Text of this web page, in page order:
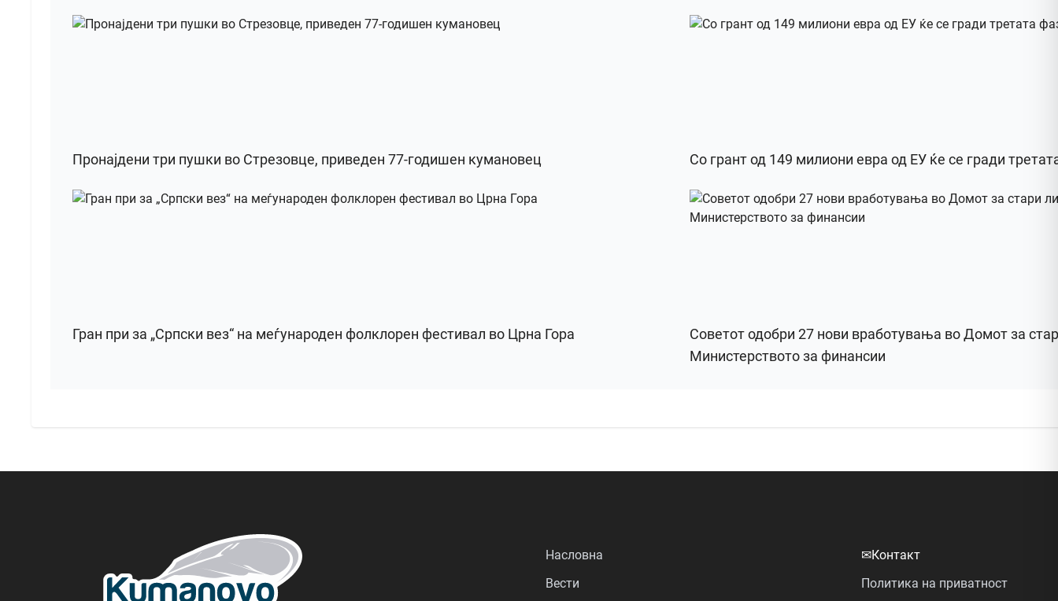
Пронајдени три пушки во Стрезовце, приведен 77-годишен кумановец Со грант од 149 милиони евра од ЕУ ќе се гради
Гран при за „Српски вез“ на меѓународен фолклорен фестивал во Црна Гора
Советот одобри 27 нови вработувања во Домот за
Министерството за финансии
Насловна
Вести
✉Контакт
Политика на приватност